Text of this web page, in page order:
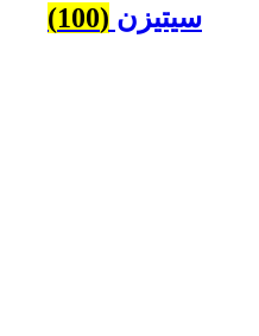
سیتیزن (100)